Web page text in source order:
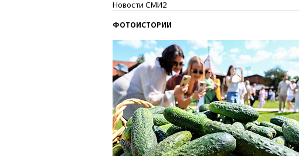
Новости СМИ2
ФОТОИСТОРИИ